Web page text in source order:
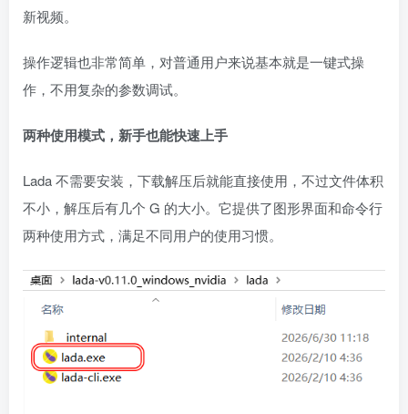
新视频。
操作逻辑也非常简单，对普通用户来说基本就是一键式操
作，不用复杂的参数调试。
两种使用模式，新手也能快速上手
Lada 不需要安装，下载解压后就能直接使用，不过文件体积
不小，解压后有几个 G 的大小。它提供了图形界面和命令行
两种使用方式，满足不同用户的使用习惯。